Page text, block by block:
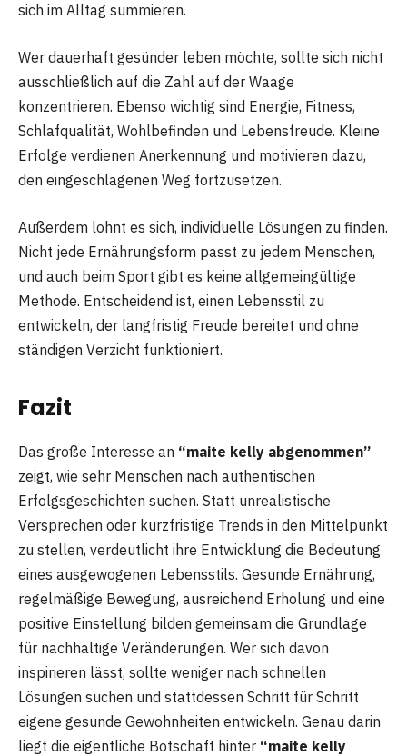
sich im Alltag summieren.
Wer dauerhaft gesünder leben möchte, sollte sich nicht
ausschließlich auf die Zahl auf der Waage
konzentrieren. Ebenso wichtig sind Energie, Fitness,
Schlafqualität, Wohlbefinden und Lebensfreude. Kleine
Erfolge verdienen Anerkennung und motivieren dazu,
den eingeschlagenen Weg fortzusetzen.
Außerdem lohnt es sich, individuelle Lösungen zu finden.
Nicht jede Ernährungsform passt zu jedem Menschen,
und auch beim Sport gibt es keine allgemeingültige
Methode. Entscheidend ist, einen Lebensstil zu
entwickeln, der langfristig Freude bereitet und ohne
ständigen Verzicht funktioniert.
Fazit
Das große Interesse an “maite kelly abgenommen”
zeigt, wie sehr Menschen nach authentischen
Erfolgsgeschichten suchen. Statt unrealistische
Versprechen oder kurzfristige Trends in den Mittelpunkt
zu stellen, verdeutlicht ihre Entwicklung die Bedeutung
eines ausgewogenen Lebensstils. Gesunde Ernährung,
regelmäßige Bewegung, ausreichend Erholung und eine
positive Einstellung bilden gemeinsam die Grundlage
für nachhaltige Veränderungen. Wer sich davon
inspirieren lässt, sollte weniger nach schnellen
Lösungen suchen und stattdessen Schritt für Schritt
eigene gesunde Gewohnheiten entwickeln. Genau darin
liegt die eigentliche Botschaft hinter “maite kelly